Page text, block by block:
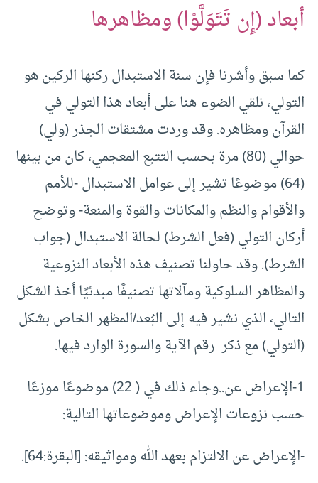
أبعاد (إِن تَتَوَلَّوْا) ومظاهرها
كما سبق وأشرنا فإن سنة الاستبدال ركنها الركين هو
التولي، نلقي الضوء هنا على أبعاد هذا التولي في
القرآن ومظاهره. وقد وردت مشتقات الجذر (ولي)
حوالي (80) مرة بحسب التتبع المعجمي، كان من بينها
(64) موضوعًا تشير إلى عوامل الاستبدال -للأمم
والأقوام والنظم والمكانات والقوة والمنعة- وتوضح
أركان التولي (فعل الشرط) لحالة الاستبدال (جواب
الشرط). وقد حاولنا تصنيف هذه الأبعاد النزوعية
والمظاهر السلوكية ومآلاتها تصنيفًا مبدئيًا أخذ الشكل
التالي، الذي نشير فيه إلى البُعد/المظهر الخاص بشكل
(التولي) مع ذكر رقم الآية والسورة الوارد فيها.
1-الإعراض عن..وجاء ذلك في ( 22) موضوعًا موزعًا
حسب نزوعات الإعراض وموضوعاتها التالية:
-الإعراض عن الالتزام بعهد الله ومواثيقه: [البقرة:64].